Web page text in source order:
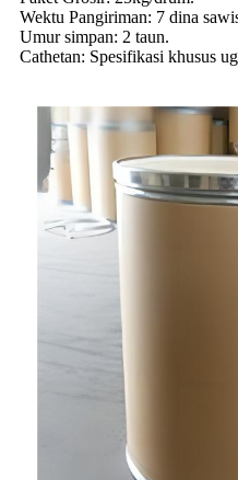
Wektu Pangiriman: 7 dina
Umur simpan: 2 taun.
Cathetan: Spesifikasi khusus